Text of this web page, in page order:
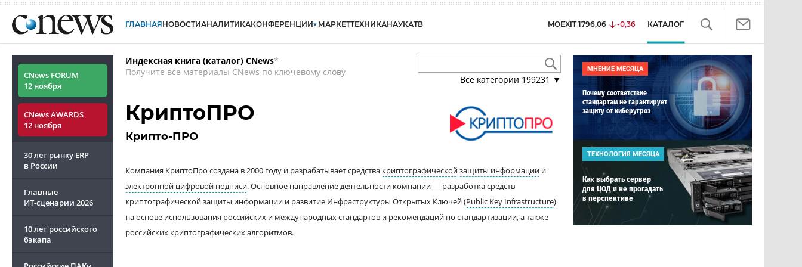
ГЛАВНАЯНОВОСТИАНАЛИТИКАКОНФЕРЕНЦИИ МАРКЕТТЕХНИКАНАУКАТВ MOEXIT 1796,06 -0,36 КАТАЛОГ
CNews FORUM
12 ноября
CNews AWARDS
12 ноября
30 лет рынку ERP
в России
Главные
ИТ-сценарии 2026
10 лет российского
бэкапа
Индексная книга (каталог) CNews*
Получите все материалы CNews по ключевому слову
Все категории 199231 ▼
КриптоПРО
Крипто-ПРО
Компания КриптоПро создана в 2000 году и разрабатывает средства криптографическойзащиты информации и
электронной цифровой подписи.Основное направление деятельности компании — разработка средств
криптографической защиты информации и развитие Инфраструктуры Открытых Ключей (Public Key Infrastructure)
на основе использования российских и международных стандартов и рекомендаций по стандартизации, а также
российских криптографических алгоритмов.
МНЕНИЕ МЕСЯЦА
Почему соответствие
стандартам не гарантирует
защиту от киберугроз
ТЕХНОЛОГИЯ МЕСЯЦА
Как выбрать сервер
для ЦОД и не прогадать
в перспективе